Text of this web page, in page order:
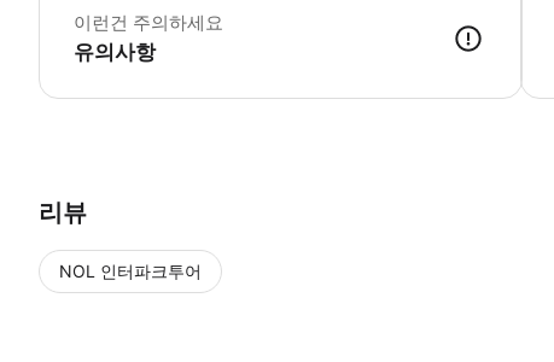
이런건 주의하세요
유의사항
리뷰
NOL 인터파크투어